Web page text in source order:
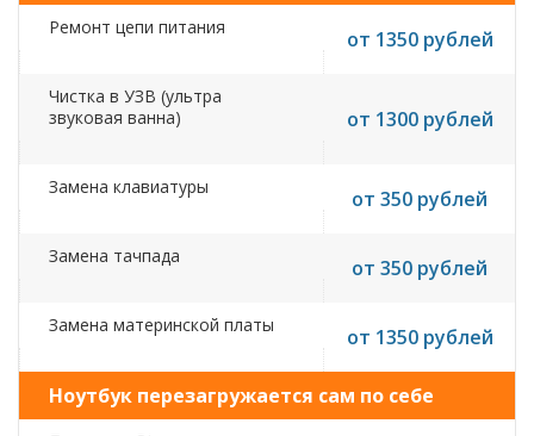
Ремонт цепи питания от 1350 рублей
Чистка в УЗВ (ультра
звуковая ванна)
от 1300 рублей
Замена клавиатуры от 350 рублей
Замена тачпада от 350 рублей
Замена материнской платы от 1350 рублей
Ноутбук перезагружается сам по себе